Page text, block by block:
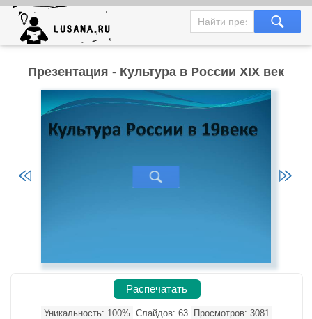
Презентация - Культура в России XIX век
Распечатать
Уникальность: 100% Слайдов: 63
Просмотров: 3081